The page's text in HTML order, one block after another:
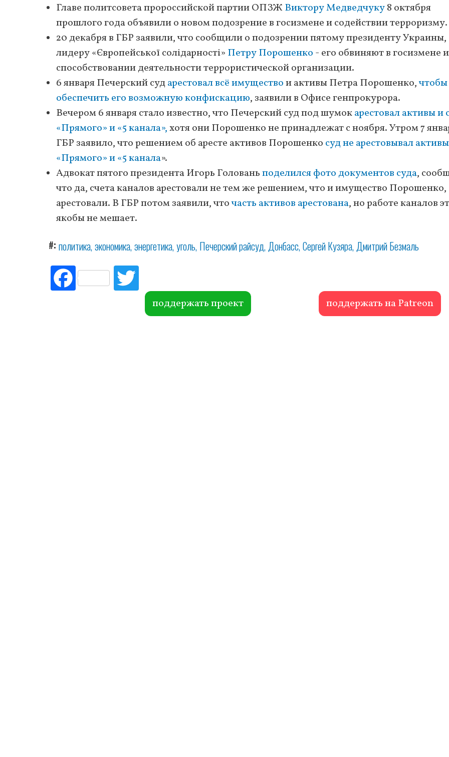
Главе политсовета пророссийской партии ОПЗЖВиктору Медведчуку8 октября
прошлого года объявили о ​​новом подозрение в госизмене и содействии терроризму.
20 декабря в ГБР заявили, что сообщили о подозрении пятому президенту Украины,
лидеру«Європейської солідарності» Петру Порошенко - его обвиняют в госизмене и
способствовании деятельности террористической организации.
6 января Печерский сударестовал всё имуществои активы Петра Порошенко,чтобы
обеспечить его возможную конфискацию, заявили в Офисе генпрокурора.
Вечером 6 января стало известно, что Печерский суд под шумокарестовал активы и
«Прямого» и «5 канала»,хотя они Порошенко не принадлежат с ноября. Утром 7
ГБР заявило, что решением об аресте активов Порошенко суд не арестовывал активы
«Прямого» и «5 канала».
Адвокат пятого президента Игорь Голованьподелился фото документов суда,
что да, счета каналов арестовали не тем же решением, что и имущество
арестовали. В ГБР потом заявили, чточасть активов арестована, но работе каналов
якобы не мешает.
# политика экономика энергетика уголь Печерский райсуд Донбасс Сергей Кузяра Дмитрий Безмаль
Fac
ebo itte
r поддержать проект поддержать на Patreon